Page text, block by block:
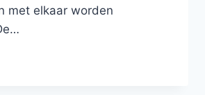
met elkaar worden